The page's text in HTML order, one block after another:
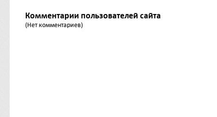
Комментарии пользователей сайта
(Нет комментариев)